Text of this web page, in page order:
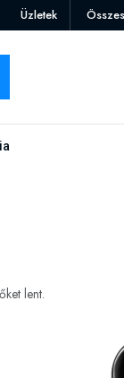
Üzletek
lent.